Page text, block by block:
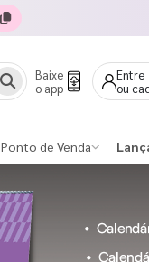
Baixe
o app
Entre
ou
Ponto de Venda